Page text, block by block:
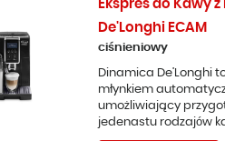
Ekspres do Kawy z
De'Longhi ECAM
ciśnieniowy
Dinamica De’Longhi
młynkiem
umożliwiający
jedenastu rodzajów